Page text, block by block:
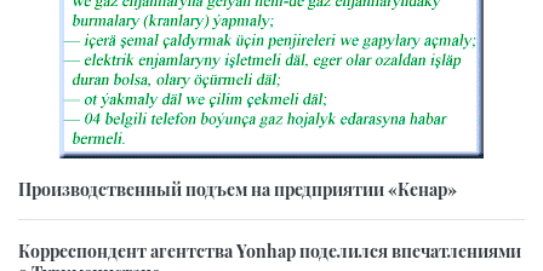
Производственный подъем на предприятии «Кенар»
Корреспондент агентства Yonhap поделился впечатлениями